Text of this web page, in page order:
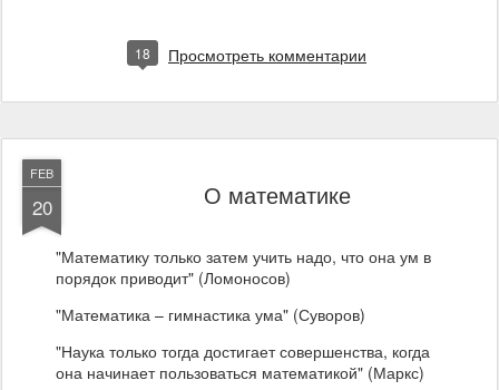
18 Просмотреть комментарии
FEB
20 О математике
"Математику только затем учить надо, что она ум в
порядок приводит" (Ломоносов)
"Математика – гимнастика ума" (Суворов)
"Наука только тогда достигает совершенства, когда
она начинает пользоваться математикой" (Маркс)